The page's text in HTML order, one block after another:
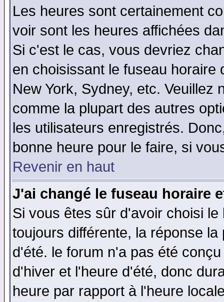
Les heures sont certainement
voir sont les heures affichées
Si c'est le cas, vous devriez
en choisissant le fuseau
New York, Sydney, etc. Veuillez
comme la plupart des autres
les utilisateurs enregistrés.
bonne heure pour le faire, si
Revenir en haut
J'ai changé le fuseau horaire
Si vous êtes sûr d'avoir choisi
toujours différente, la réponse
d'été. le forum n'a pas été
d'hiver et l'heure d'été, donc
heure par rapport à l'heure